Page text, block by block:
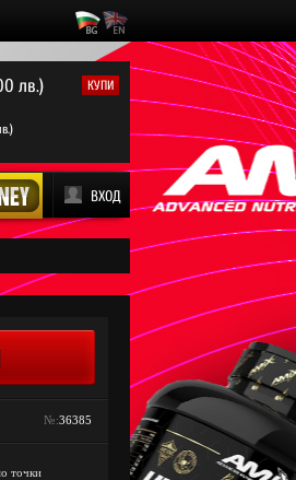
лв.) КУПИ
ВХОД
№:36385
точки